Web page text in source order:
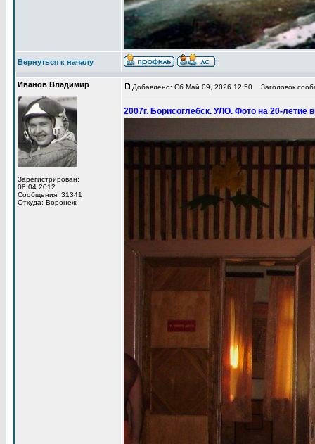
Вернуться к началу
Иванов Владимир
Зарегистрирован:
08.04.2012
Сообщения: 31341
Откуда: Воронеж
Добавлено: Сб Май 09, 2026 12:50 Заголовок
2007г. Борисоглебск. УЛО. Фото на 20-летие